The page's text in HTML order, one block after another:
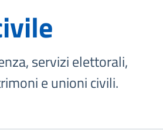
servizi elettorali,
e unioni civili.